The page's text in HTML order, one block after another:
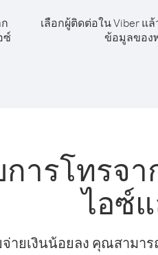
ซ์
เลือกผู้ติดต่อใน Viber แ
ข้อมูลของ
ารโทรจ
ไอซ์
ยเงินน้อยลง คุณสามา